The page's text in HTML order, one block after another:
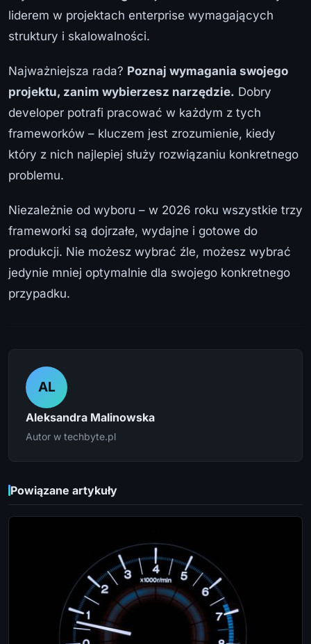
liderem w projektach enterprise wymagających
struktury i skalowalności.
Najważniejsza rada? Poznaj wymagania swojego
projektu, zanim wybierzesz narzędzie. Dobry
developer potrafi pracować w każdym z tych
frameworków – kluczem jest zrozumienie, kiedy
który z nich najlepiej służy rozwiązaniu konkretnego
problemu.
Niezależnie od wyboru – w 2026 roku wszystkie trzy
frameworki są dojrzałe, wydajne i gotowe do
produkcji. Nie możesz wybrać źle, możesz wybrać
jedynie mniej optymalnie dla swojego konkretnego
przypadku.
AL
Aleksandra Malinowska
Autor w techbyte.pl
Powiązane artykuły